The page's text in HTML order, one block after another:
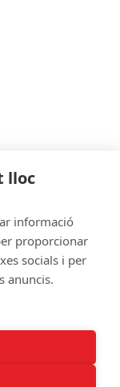
lloc
informació
proporcionar
socials i per
anuncis.